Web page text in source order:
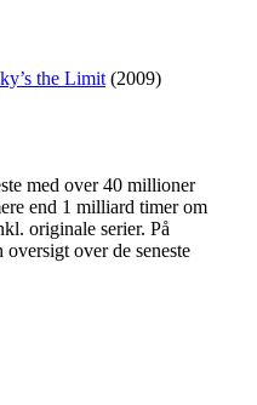
the Limit (2009)
med over 40 millioner
end 1 milliard timer om
originale serier. På
over de seneste